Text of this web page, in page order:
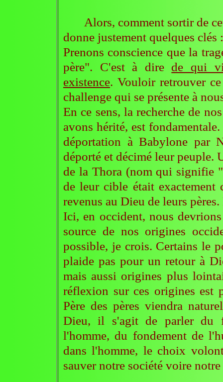
Alors, comment sortir de
donne justement quelques clés
Prenons conscience que la
père". C'est à dire de qui
existence. Vouloir retrouver
challenge qui se présente à
En ce sens, la recherche de
avons hérité, est
déportation à Babylone par
déporté et décimé leur
de la Thora (nom qui signifie
de leur cible était
revenus au Dieu de leurs
Ici, en occident, nous
source de nos origines
possible, je crois. Certains le
plaide pas pour un retour à
mais aussi origines plus
réflexion sur ces origines est
Père des pères viendra
Dieu, il s'agit de parler du
l'homme, du fondement de
dans l'homme, le choix
sauver notre société voire